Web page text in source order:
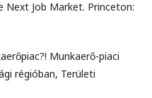
Next Job Market. Princeton:
Munkaerő-piaci
régióban, Területi